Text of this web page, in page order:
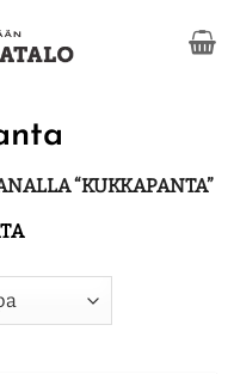
“KUKKAPANTA”